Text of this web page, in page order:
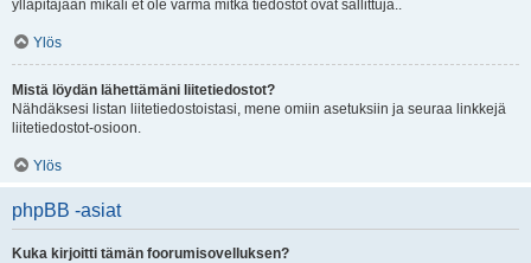
ylläpitäjään mikäli et ole varma mitkä tiedostot ovat sallittuja..
Ylös
Mistä löydän lähettämäni liitetiedostot?
Nähdäksesi listan liitetiedostoistasi, mene omiin asetuksiin ja seuraa linkkejä
liitetiedostot-osioon.
Ylös
phpBB -asiat
Kuka kirjoitti tämän foorumisovelluksen?